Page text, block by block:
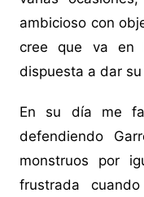
ambicioso con
cree que va en
dispuesta a dar
En su día me
defendiendo
monstruos por
frustrada